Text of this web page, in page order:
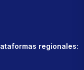
regionales: